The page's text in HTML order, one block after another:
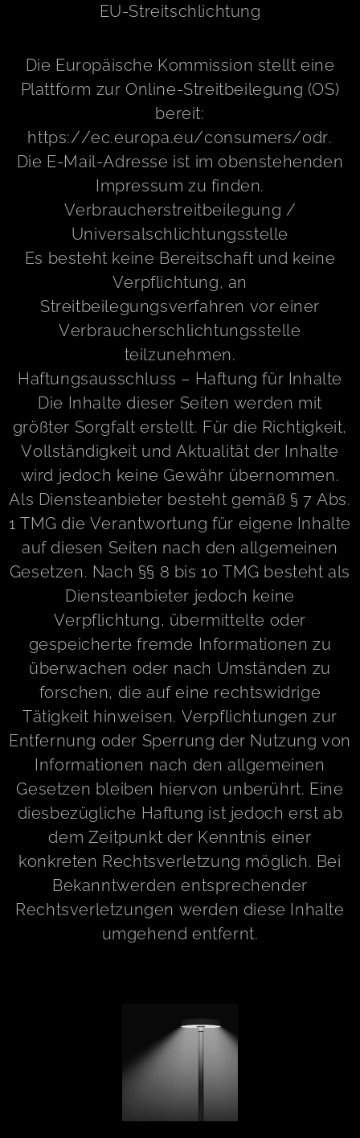
EU-Streitschlichtung
Die Europäische Kommission stellt eine
Plattform zur Online-Streitbeilegung (OS)
bereit:
https://ec.europa.eu/consumers/odr.
Die E-Mail-Adresse ist im obenstehenden
Impressum zu finden.
Verbraucherstreitbeilegung /
Universalschlichtungsstelle
Es besteht keine Bereitschaft und keine
Verpflichtung, an
Streitbeilegungsverfahren vor einer
Verbraucherschlichtungsstelle
teilzunehmen.
Haftungsausschluss – Haftung für Inhalte
Die Inhalte dieser Seiten werden mit
größter Sorgfalt erstellt. Für die Richtigkeit,
Vollständigkeit und Aktualität der Inhalte
wird jedoch keine Gewähr übernommen.
Als Diensteanbieter besteht gemäß § 7 Abs.
1 TMG die Verantwortung für eigene Inhalte
auf diesen Seiten nach den allgemeinen
Gesetzen. Nach §§ 8 bis 10 TMG besteht als
Diensteanbieter jedoch keine
Verpflichtung, übermittelte oder
gespeicherte fremde Informationen zu
überwachen oder nach Umständen zu
forschen, die auf eine rechtswidrige
Tätigkeit hinweisen. Verpflichtungen zur
Entfernung oder Sperrung der Nutzung von
Informationen nach den allgemeinen
Gesetzen bleiben hiervon unberührt. Eine
diesbezügliche Haftung ist jedoch erst ab
dem Zeitpunkt der Kenntnis einer
konkreten Rechtsverletzung möglich. Bei
Bekanntwerden entsprechender
Rechtsverletzungen werden diese Inhalte
umgehend entfernt.